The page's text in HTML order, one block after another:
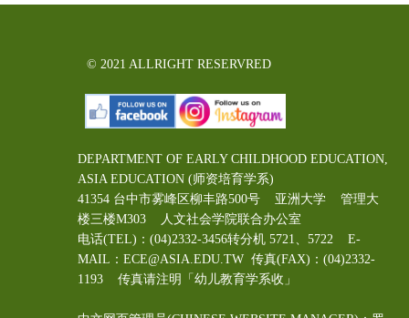
© 2021 ALLRIGHT RESERVRED
DEPARTMENT OF EARLY CHILDHOOD EDUCATION,
ASIA EDUCATION (师资培育学系)
41354 台中市雾峰区柳丰路500号 亚洲大学 管理大
楼三楼M303 人文社会学院联合办公室
电话(TEL)：(04)2332-3456转分机 5721、5722 E-
MAIL：ECE@ASIA.EDU.TW 传真(FAX)：(04)2332-
1193 传真请注明「幼儿教育学系收」